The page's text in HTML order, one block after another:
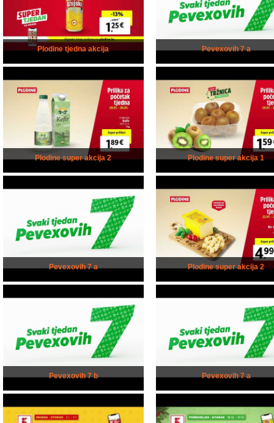
Plodine tjedna akcija Pevexovih 7 a
Plodine super akcija 2 Plodine super akcija 1
Pevexovih 7 a Plodine super akcija 2
Pevexovih 7 b Pevexovih 7 a